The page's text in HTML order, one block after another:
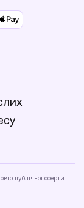
публічної оферти